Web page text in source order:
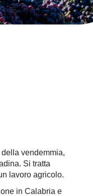
vendemmia,
Si tratta
lavoro agricolo.
in Calabria e